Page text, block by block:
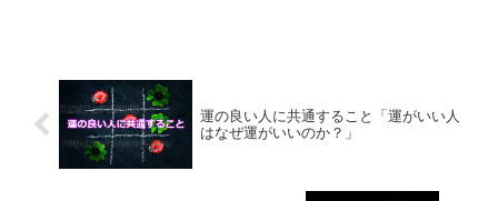
運の良い人に共通すること「運がいい人
はなぜ運がいいのか？」